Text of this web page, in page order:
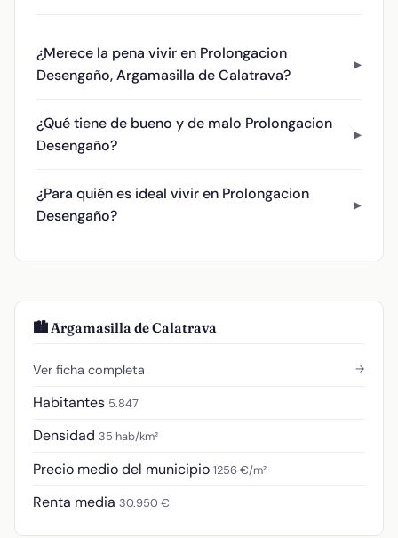
¿Merece la pena vivir en Prolongacion
Desengaño, Argamasilla de Calatrava?
¿Qué tiene de bueno y de malo Prolongacion
Desengaño?
¿Para quién es ideal vivir en Prolongacion
Desengaño?
🏙️ Argamasilla de Calatrava
Ver ficha completa →
Habitantes 5.847
Densidad 35 hab/km²
Precio medio del municipio 1256 €/m²
Renta media 30.950 €